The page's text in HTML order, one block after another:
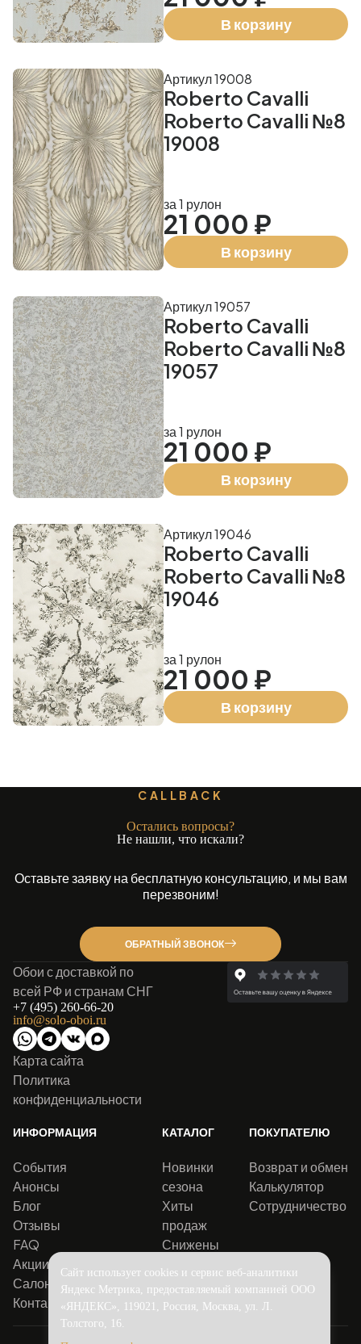
В корзину
Roberto Cavalli
Roberto Cavalli №8
19008
Артикул 19008
за 1 рулон
21 000 ₽
В корзину
Roberto Cavalli
Roberto Cavalli №8
19057
Артикул 19057
за 1 рулон
21 000 ₽
В корзину
Roberto Cavalli
Roberto Cavalli №8
19046
Артикул 19046
за 1 рулон
21 000 ₽
В корзину
CALLBACK
Остались вопросы?
Не нашли, что искали?
Оставьте заявку на бесплатную консультацию, и мы вам
перезвоним!
ОБРАТНЫЙ ЗВОНОК
Обои с доставкой по
всей РФ и странам СНГ
+7 (495) 260-66-20
info@solo-oboi.ru
Карта сайта
Политика
конфиденциальности
ИНФОРМАЦИЯ
События
Анонсы
Блог
Отзывы
FAQ
Акции
Салоны
Контакты
КАТАЛОГ
Новинки
сезона
Хиты
продаж
Снижены
ПОКУПАТЕЛЮ
Возврат и обмен
Калькулятор
Сотрудничество
Сайт использует cookies и сервис веб-аналитики
Яндекс Метрика, предоставляемый компанией ООО
«ЯНДЕКС», 119021, Россия, Москва, ул. Л.
Толстого, 16.